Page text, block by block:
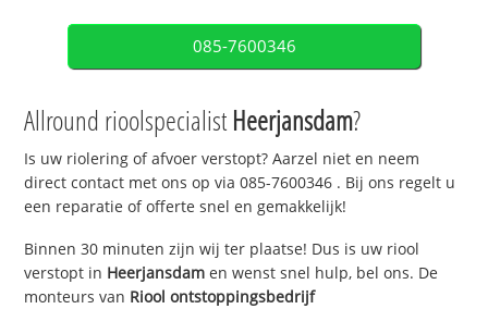
085-7600346
Allround rioolspecialistHeerjansdam?
Is uw riolering of afvoer verstopt? Aarzel niet en neem
direct contact met ons op via085-7600346 . Bij ons regelt u
een reparatie of offerte snel en gemakkelijk!
Binnen 30 minuten zijn wij ter plaatse! Dus is uw riool
verstopt in Heerjansdam en wenst snel hulp, bel ons. De
monteurs van Riool ontstoppingsbedrijf